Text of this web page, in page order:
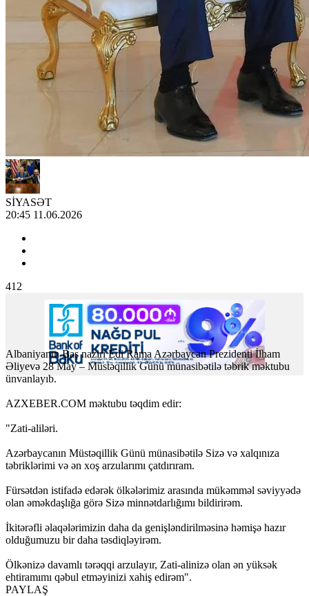
SİYASƏT
20:45 11.06.2026
412
Albaniyanın Baş naziri Edi Rama Azərbaycan Prezidenti İlham
Əliyevə 28 May – Müstəqillik Günü münasibətilə təbrik məktubu
ünvanlayıb.
AZXEBER.COM məktubu təqdim edir:
"Zati-aliləri.
Azərbaycanın Müstəqillik Günü münasibətilə Sizə və xalqınıza
təbriklərimi və ən xoş arzularımı çatdırıram.
Fürsətdən istifadə edərək ölkələrimiz arasında mükəmməl səviyyədə
olan əməkdaşlığa görə Sizə minnətdarlığımı bildirirəm.
İkitərəfli əlaqələrimizin daha da genişləndirilməsinə həmişə hazır
olduğumuzu bir daha təsdiqləyirəm.
Ölkənizə davamlı tərəqqi arzulayır, Zati-alinizə olan ən yüksək
ehtiramımı qəbul etməyinizi xahiş edirəm".
PAYLAŞ